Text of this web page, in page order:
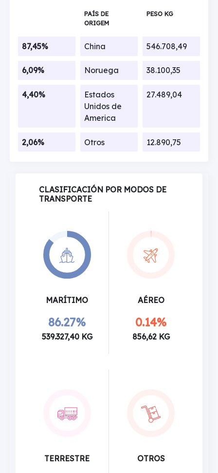
PAÍS DE
ORIGEM
PESO KG
87,45% China 546.708,49
6,09% Noruega 38.100,35
4,40%
Estados
Unidos de
America
27.489,04
2,06% Otros 12.890,75
CLASIFICACIÓN POR MODOS DE
TRANSPORTE
MARÍTIMO
86.27%
539.327,40 KG
AÉREO
0.14%
856,62 KG
TERRESTRE OTROS